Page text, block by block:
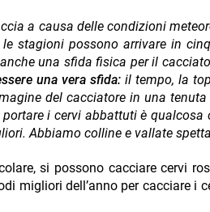
a causa delle condizioni
stagioni possono arrivare in
una sfida fisica per il
una vera sfida:il tempo, la
del cacciatore in una
i cervi abbattuti è qualcosa
Abbiamo colline e vallate
si possono cacciare cervi
migliori dell’anno per cacciare